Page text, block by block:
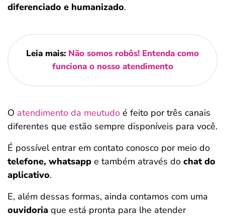
diferenciado e humanizado.
Leia mais: Não somos robôs! Entenda como
funciona o nosso atendimento
O atendimento da meutudo é feito por três canais
diferentes que estão sempre disponíveis para você.
É possível entrar em contato conosco por meio do
telefone, whatsapp e também através do chat do
aplicativo.
E, além dessas formas, ainda contamos com uma
ouvidoria que está pronta para lhe atender